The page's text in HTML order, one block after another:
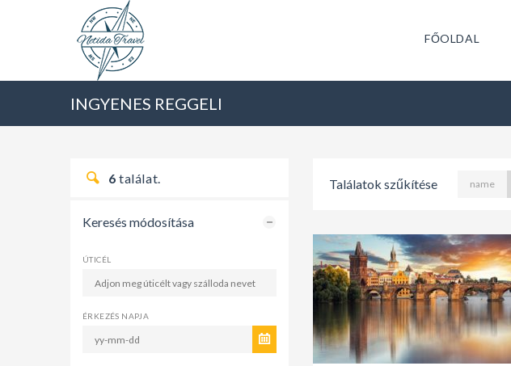
FŐOLDAL
INGYENES REGGELI
6 találat.
Keresés módosítása
ÚTICÉL
ÉRKEZÉS NAPJA
Találatok szűkítése name